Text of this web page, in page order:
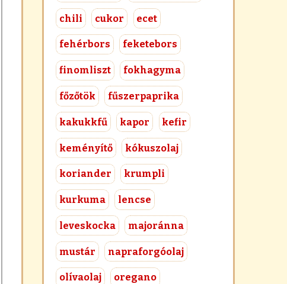
chili cukor ecet
fehérbors feketebors
finomliszt fokhagyma
főzőtök fűszerpaprika
kakukkfű kapor kefir
keményítő kókuszolaj
koriander krumpli
kurkuma lencse
leveskocka majoránna
mustár napraforgóolaj
olívaolaj oregano